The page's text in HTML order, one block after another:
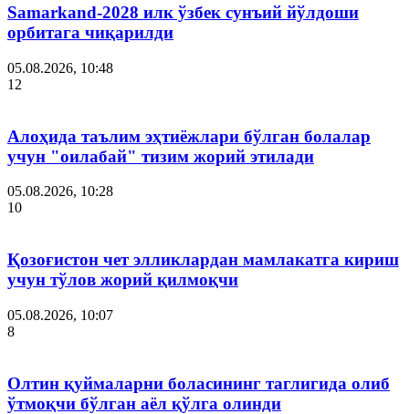
Samarkand-2028 илк ўзбек сунъий йўлдоши
орбитага чиқарилди
05.08.2026, 10:48
12
Алоҳида таълим эҳтиёжлари бўлган болалар
учун "оилабай" тизим жорий этилади
05.08.2026, 10:28
10
Қозоғистон чет элликлардан мамлакатга кириш
учун тўлов жорий қилмоқчи
05.08.2026, 10:07
8
Олтин қуймаларни боласининг таглигида олиб
ўтмоқчи бўлган аёл қўлга олинди